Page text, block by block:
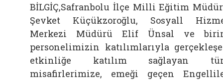
BİLGİÇ,Safranbolu İlçe Milli Eğitim
Şevket Küçükzoroğlu, Sosyall
Merkezi Müdürü Elif Ünsal ve
personelimizin katılımlarıyla
etkinliğe katılım sağlayan
misafirlerimize, emeği geçen